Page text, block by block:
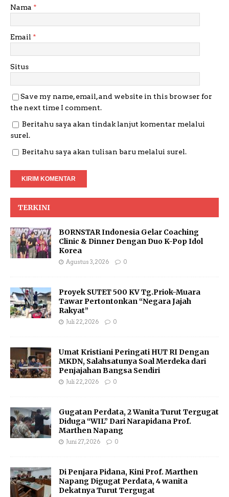
Nama *
Email *
Situs
Save my name, email, and website in this browser for
the next time I comment.
Beritahu saya akan tindak lanjut komentar melalui
surel.
Beritahu saya akan tulisan baru melalui surel.
TERKINI
BORNSTAR Indonesia Gelar Coaching
Clinic & Dinner Dengan Duo K-Pop Idol
Korea
Agustus 3, 2026 0
Proyek SUTET 500 KV Tg.Priok-Muara
Tawar Pertontonkan “Negara Jajah
Rakyat”
Juli 22, 2026 0
Umat Kristiani Peringati HUT RI Dengan
MKDN, Salahsatunya Soal Merdeka dari
Penjajahan Bangsa Sendiri
Juli 22, 2026 0
Gugatan Perdata, 2 Wanita Turut Tergugat
Diduga “WIL” Dari Narapidana Prof.
Marthen Napang
Juni 27, 2026 0
Di Penjara Pidana, Kini Prof. Marthen
Napang Digugat Perdata, 4 wanita
Dekatnya Turut Tergugat